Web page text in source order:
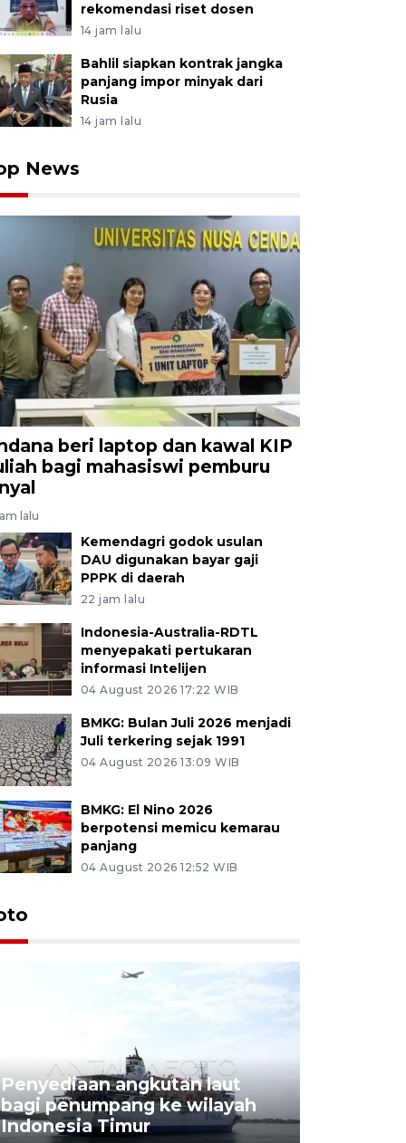
rekomendasi riset dosen
14 jam lalu
Bahlil siapkan kontrak jangka
panjang impor minyak dari
Rusia
14 jam lalu
News
beri laptop dan kawal KIP
bagi mahasiswi pemburu
lalu
Kemendagri godok usulan
DAU digunakan bayar gaji
PPPK di daerah
22 jam lalu
Indonesia-Australia-RDTL
menyepakati pertukaran
informasi Intelijen
04 August 2026 17:22 WIB
BMKG: Bulan Juli 2026 menjadi
Juli terkering sejak 1991
04 August 2026 13:09 WIB
BMKG: El Nino 2026
berpotensi memicu kemarau
panjang
04 August 2026 12:52 WIB
Penyediaan angkutan laut
bagi penumpang ke wilayah
Indonesia Timur